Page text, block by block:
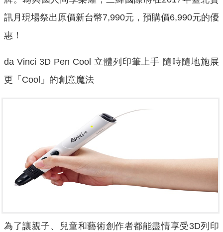
訊月現場祭出原價新台幣7,990元，預購價6,990元的優
惠！
da Vinci 3D Pen Cool 立體列印筆上手 隨時隨地施展
更「Cool」的創意魔法
為了讓親子、兒童和藝術創作者都能盡情享受3D列印